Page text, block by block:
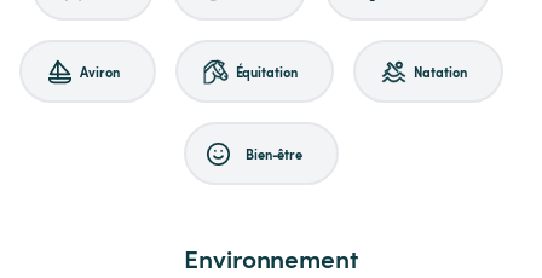
Aviron Équitation Natation
Bien-être
Environnement